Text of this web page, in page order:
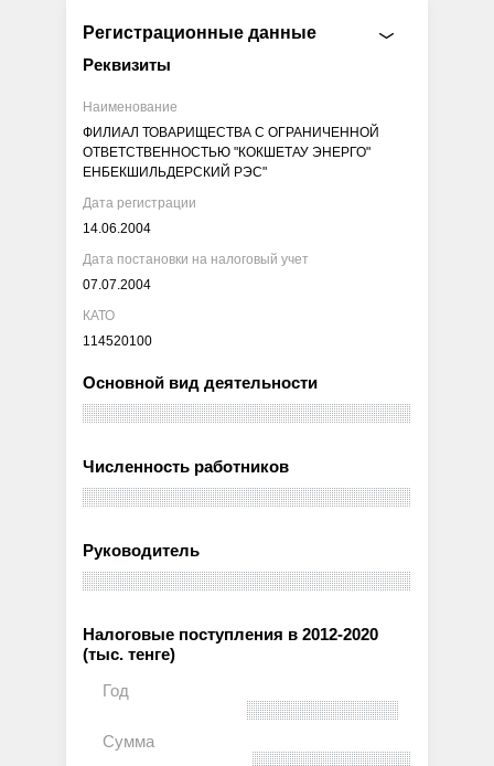
Регистрационные данные
Реквизиты
Наименование
ФИЛИАЛ ТОВАРИЩЕСТВА С ОГРАНИЧЕННОЙ
ОТВЕТСТВЕННОСТЬЮ "КОКШЕТАУ ЭНЕРГО"
ЕНБЕКШИЛЬДЕРСКИЙ РЭС"
Дата регистрации
14.06.2004
Дата постановки на налоговый учет
07.07.2004
КАТО
114520100
Основной вид деятельности
Численность работников
Руководитель
Налоговые поступления в 2012-2020
(тыс. тенге)